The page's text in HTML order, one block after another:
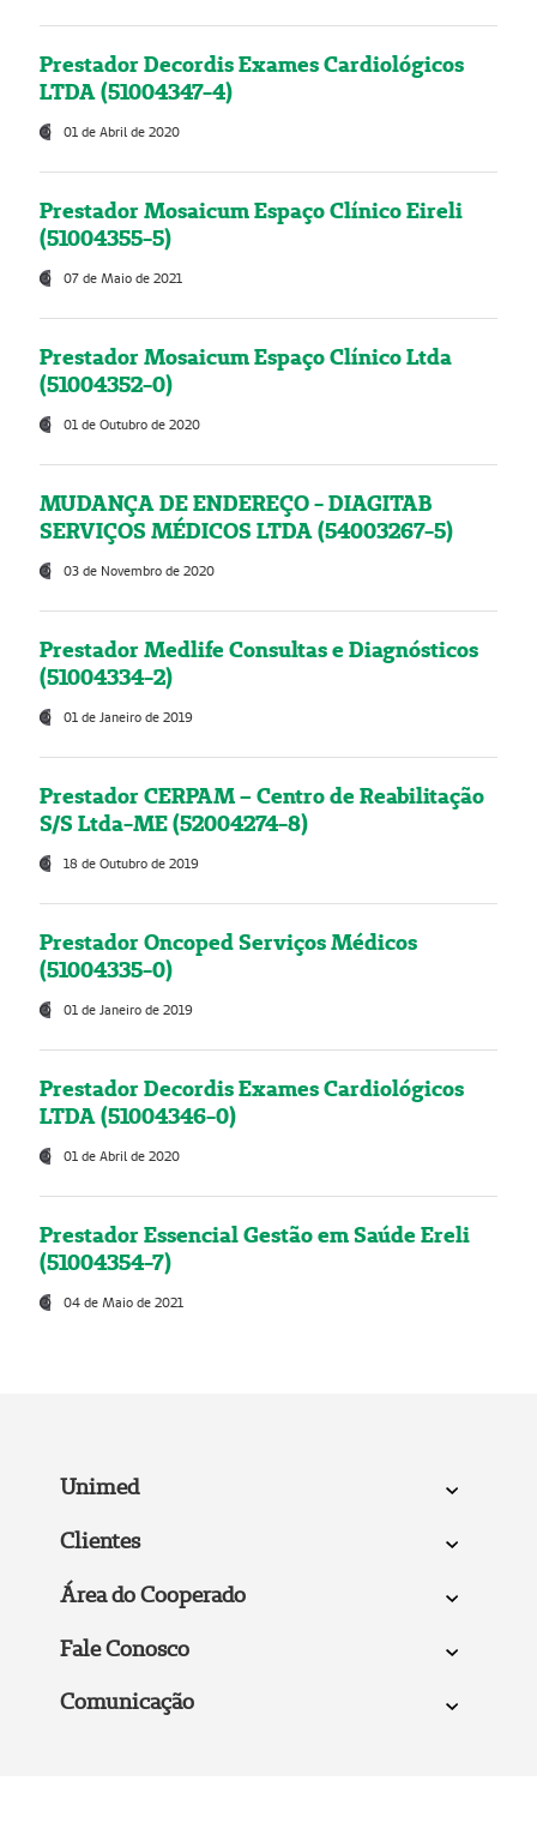
Prestador Decordis Exames Cardiológicos
LTDA (51004347-4)
01 de Abril de 2020
Prestador Mosaicum Espaço Clínico Eireli
(51004355-5)
07 de Maio de 2021
Prestador Mosaicum Espaço Clínico Ltda
(51004352-0)
01 de Outubro de 2020
MUDANÇA DE ENDEREÇO - DIAGITAB
SERVIÇOS MÉDICOS LTDA (54003267-5)
03 de Novembro de 2020
Prestador Medlife Consultas e Diagnósticos
(51004334-2)
01 de Janeiro de 2019
Prestador CERPAM – Centro de Reabilitação
S/S Ltda-ME (52004274-8)
18 de Outubro de 2019
Prestador Oncoped Serviços Médicos
(51004335-0)
01 de Janeiro de 2019
Prestador Decordis Exames Cardiológicos
LTDA (51004346-0)
01 de Abril de 2020
Prestador Essencial Gestão em Saúde Ereli
(51004354-7)
04 de Maio de 2021
Unimed
Clientes
Área do Cooperado
Fale Conosco
Comunicação